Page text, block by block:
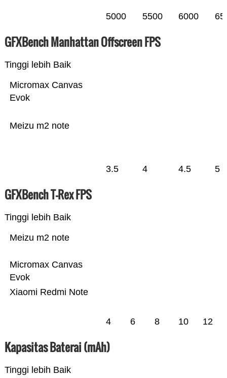
5000 5500 6000
GFXBench Manhattan Offscreen FPS
Tinggi lebih Baik
Meizu m2 note
Micromax Canvas
Evok
3.5 4 4.5 5
GFXBench T-Rex FPS
Tinggi lebih Baik
Xiaomi Redmi Note
Micromax Canvas
Evok
Meizu m2 note
4 6 8 10 12
Kapasitas Baterai (mAh)
Tinggi lebih Baik